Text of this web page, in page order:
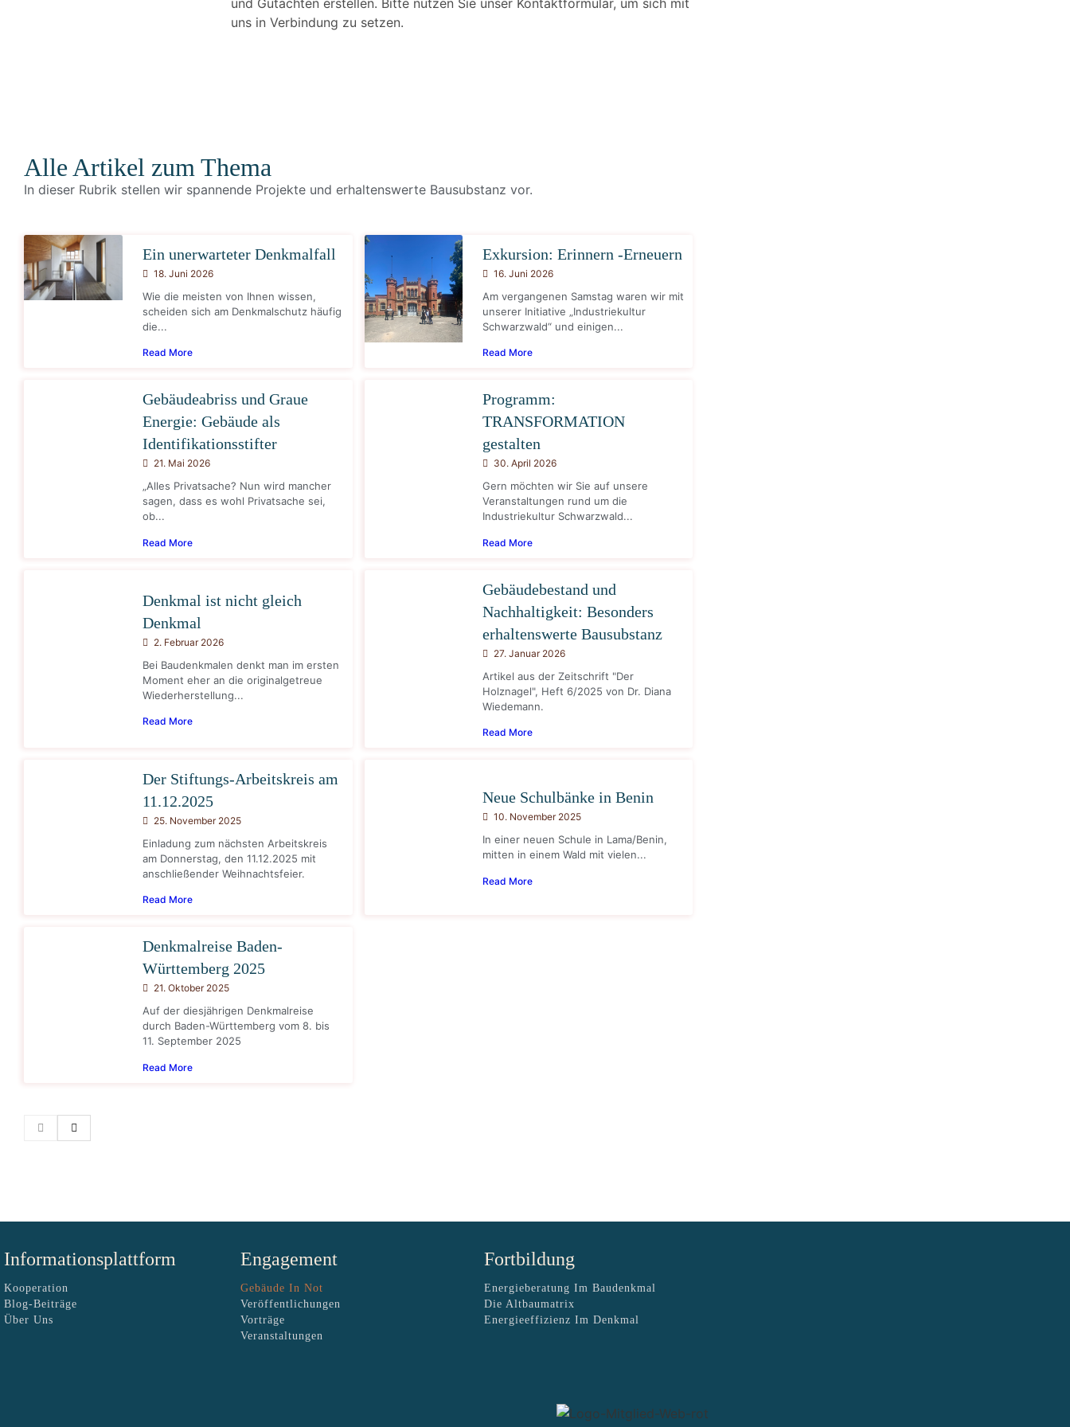
und Gutachten erstellen. Bitte nutzen Sie unser Kontaktformular, um sich mit
uns in Verbindung zu setzen.
Alle Artikel zum Thema
In dieser Rubrik stellen wir spannende Projekte und erhaltenswerte Bausubstanz vor.
Ein unerwarteter Denkmalfall
18. Juni 2026
Wie die meisten von Ihnen wissen,
scheiden sich am Denkmalschutz häufig
die...
Read More
Exkursion: Erinnern -Erneuern
16. Juni 2026
Am vergangenen Samstag waren wir mit
unserer Initiative „Industriekultur
Schwarzwald“ und einigen...
Read More
Gebäudeabriss und Graue
Energie: Gebäude als
Identifikationsstifter
21. Mai 2026
„Alles Privatsache? Nun wird mancher
sagen, dass es wohl Privatsache sei,
ob...
Read More
Programm:
TRANSFORMATION
gestalten
30. April 2026
Gern möchten wir Sie auf unsere
Veranstaltungen rund um die
Industriekultur Schwarzwald...
Read More
Denkmal ist nicht gleich
Denkmal
2. Februar 2026
Bei Baudenkmalen denkt man im ersten
Moment eher an die originalgetreue
Wiederherstellung...
Read More
Gebäudebestand und
Nachhaltigkeit: Besonders
erhaltenswerte Bausubstanz
27. Januar 2026
Artikel aus der Zeitschrift "Der
Holznagel", Heft 6/2025 von Dr. Diana
Wiedemann.
Read More
Der Stiftungs-Arbeitskreis am
11.12.2025
25. November 2025
Einladung zum nächsten Arbeitskreis
am Donnerstag, den 11.12.2025 mit
anschließender Weihnachtsfeier.
Read More
Neue Schulbänke in Benin
10. November 2025
In einer neuen Schule in Lama/Benin,
mitten in einem Wald mit vielen...
Read More
Denkmalreise Baden-
Württemberg 2025
21. Oktober 2025
Auf der diesjährigen Denkmalreise
durch Baden-Württemberg vom 8. bis
11. September 2025
Read More
Informationsplattform
Kooperation
Blog-Beiträge
Über Uns
Engagement
Gebäude In Not
Veröffentlichungen
Vorträge
Veranstaltungen
Fortbildung
Energieberatung Im Baudenkmal
Die Altbaumatrix
Energieeffizienz Im Denkmal